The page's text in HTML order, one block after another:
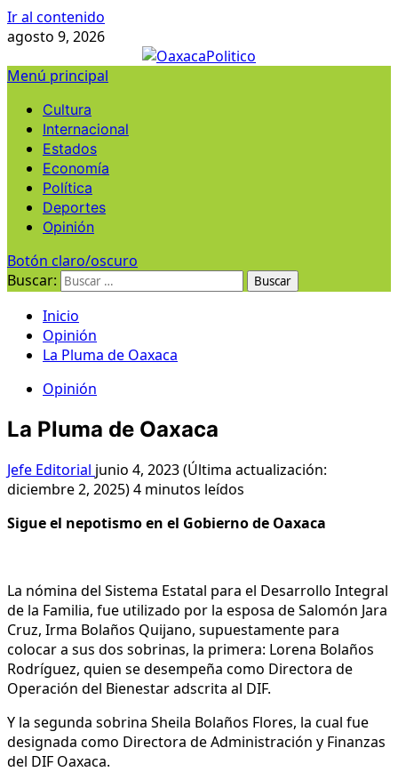
Ir al contenido
agosto 9, 2026
Menú principal
Cultura
Internacional
Estados
Economía
Política
Deportes
Opinión
Botón claro/oscuro
Buscar:
Inicio
Opinión
La Pluma de Oaxaca
Opinión
La Pluma de Oaxaca
Jefe Editorial junio 4, 2023 (Última actualización:
diciembre 2, 2025)4 minutos leídos
Sigue el nepotismo en el Gobierno de Oaxaca
La nómina del Sistema Estatal para el Desarrollo Integral
de la Familia, fue utilizado por la esposa de Salomón Jara
Cruz, Irma Bolaños Quijano, supuestamente para
colocar a sus dos sobrinas, la primera: Lorena Bolaños
Rodríguez, quien se desempeña como Directora de
Operación del Bienestar adscrita al DIF.
Y la segunda sobrina Sheila Bolaños Flores, la cual fue
designada como Directora de Administración y Finanzas
del DIF Oaxaca.